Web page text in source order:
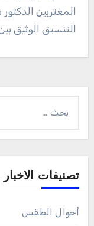
المغتربين
التنسيق الوثيق
عن:
تصنيفات الاخبار
أحوال الطقس